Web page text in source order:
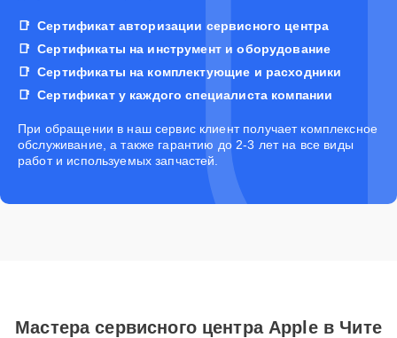
Сертификат авторизации сервисного центра
Сертификаты на инструмент и оборудование
Сертификаты на комплектующие и расходники
Сертификат у каждого специалиста компании
При обращении в наш сервис клиент получает комплексное
обслуживание, а также гарантию до 2-3 лет на все виды
работ и используемых запчастей.
Мастера сервисного центра Apple в Чите